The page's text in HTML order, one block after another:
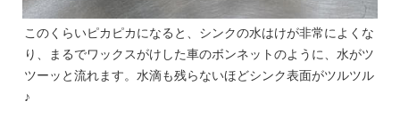
このくらいピカピカになると、シンクの水はけが非常によくな
り、まるでワックスがけした車のボンネットのように、水がツ
ツーッと流れます。水滴も残らないほどシンク表面がツルツル
♪